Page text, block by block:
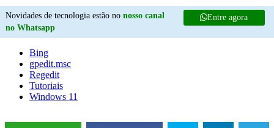
Novidades de tecnologia estão no nosso canal
no Whatsapp
Entre agora
Bing
gpedit.msc
Regedit
Tutoriais
Windows 11